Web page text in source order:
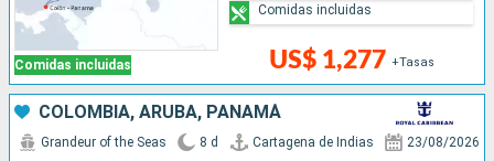
Comidas incluidas US$ 1,277 +Tasas
Comidas incluidas
COLOMBIA, ARUBA, PANAMÁ
Grandeur of the Seas 8 d Cartagena de Indias 23/08/2026